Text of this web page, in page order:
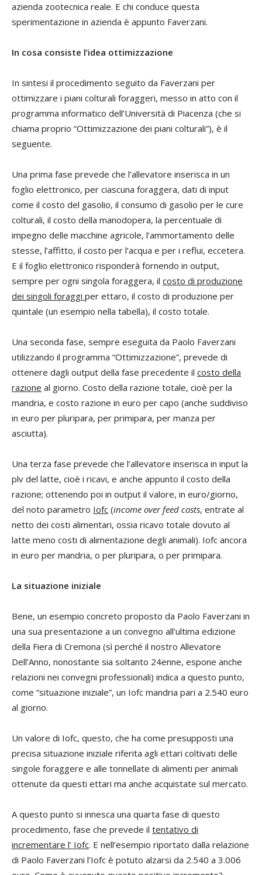
azienda zootecnica reale. E chi conduce questa
sperimentazione in azienda è appunto Faverzani.
In cosa consiste l’idea ottimizzazione
In sintesi il procedimento seguito da Faverzani per
ottimizzare i piani colturali foraggeri, messo in atto con il
programma informatico dell’Università di Piacenza (che si
chiama proprio “Ottimizzazione dei piani colturali”), è il
seguente.
Una prima fase prevede che l’allevatore inserisca in un
foglio elettronico, per ciascuna foraggera, dati di input
come il costo del gasolio, il consumo di gasolio per le cure
colturali, il costo della manodopera, la percentuale di
impegno delle macchine agricole, l’ammortamento delle
stesse, l’affitto, il costo per l’acqua e per i reflui, eccetera.
E il foglio elettronico risponderà fornendo in output,
sempre per ogni singola foraggera, il costo di produzione
dei singoli foraggi per ettaro, il costo di produzione per
quintale (un esempio nella tabella), il costo totale.
Una seconda fase, sempre eseguita da Paolo Faverzani
utilizzando il programma “Ottimizzazione”, prevede di
ottenere dagli output della fase precedente il costo della
razione al giorno. Costo della razione totale, cioè per la
mandria, e costo razione in euro per capo (anche suddiviso
in euro per pluripara, per primipara, per manza per
asciutta).
Una terza fase prevede che l’allevatore inserisca in input la
plv del latte, cioè i ricavi, e anche appunto il costo della
razione; ottenendo poi in output il valore, in euro/giorno,
del noto parametro Iofc (income over feed costs, entrate al
netto dei costi alimentari, ossia ricavo totale dovuto al
latte meno costi di alimentazione degli animali). Iofc ancora
in euro per mandria, o per pluripara, o per primipara.
La situazione iniziale
Bene, un esempio concreto proposto da Paolo Faverzani in
una sua presentazione a un convegno all’ultima edizione
della Fiera di Cremona (sì perché il nostro Allevatore
Dell’Anno, nonostante sia soltanto 24enne, espone anche
relazioni nei convegni professionali) indica a questo punto,
come “situazione iniziale”, un Iofc mandria pari a 2.540 euro
al giorno.
Un valore di Iofc, questo, che ha come presupposti una
precisa situazione iniziale riferita agli ettari coltivati delle
singole foraggere e alle tonnellate di alimenti per animali
ottenute da questi ettari ma anche acquistate sul mercato.
A questo punto si innesca una quarta fase di questo
procedimento, fase che prevede il tentativo di
incrementare l’ Iofc. E nell’esempio riportato dalla relazione
di Paolo Faverzani l’Iofc è potuto alzarsi da 2.540 a 3.006